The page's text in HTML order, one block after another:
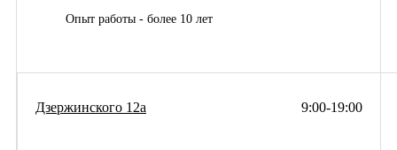
Опыт работы - более 10 лет
9:00-19:00
Дзержинского 12а